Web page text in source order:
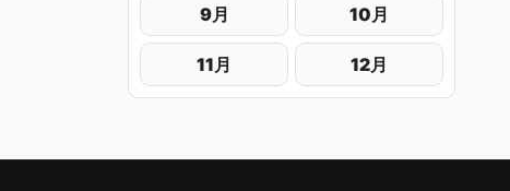
9月 10月
11月 12月